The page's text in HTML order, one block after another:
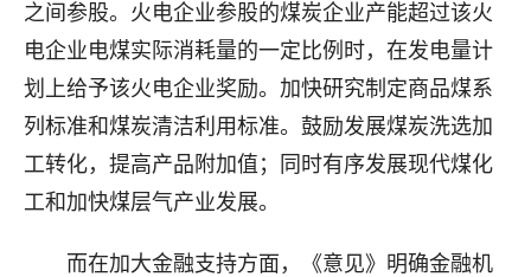
之间参股。火电企业参股的煤炭企业产能超过该火
电企业电煤实际消耗量的一定比例时，在发电量计
划上给予该火电企业奖励。加快研究制定商品煤系
列标准和煤炭清洁利用标准。鼓励发展煤炭洗选加
工转化，提高产品附加值；同时有序发展现代煤化
工和加快煤层气产业发展。
而在加大金融支持方面，《意见》明确金融机